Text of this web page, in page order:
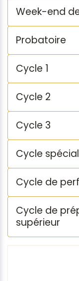
Week-end
Probatoire
Cycle 1
Cycle 2
Cycle 3
Cycle
Cycle de
Cycle de
supérieur